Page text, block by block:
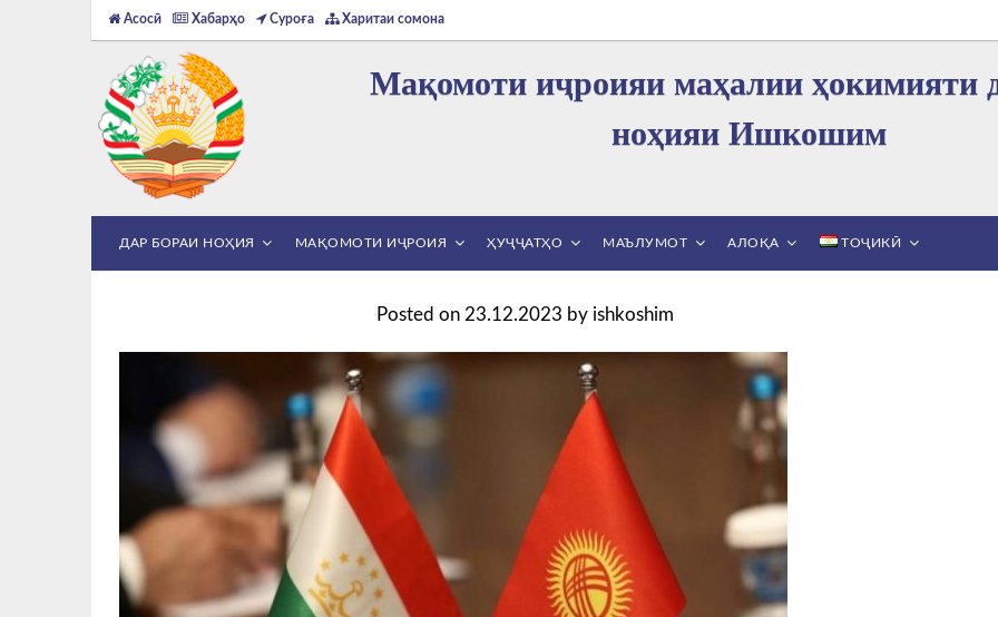
Асосӣ Хабарҳо Суроға Харитаи сомона
Мақомоти иҷроияи маҳалии ҳокимияти
ноҳияи Ишкошим
ДАР БОРАИ НОҲИЯ МАҚОМОТИ ИҶРОИЯ ҲУҶҶАТҲО МАЪЛУМОТ АЛОҚА ТОҶИКӢ
Posted on 23.12.2023 by ishkoshim